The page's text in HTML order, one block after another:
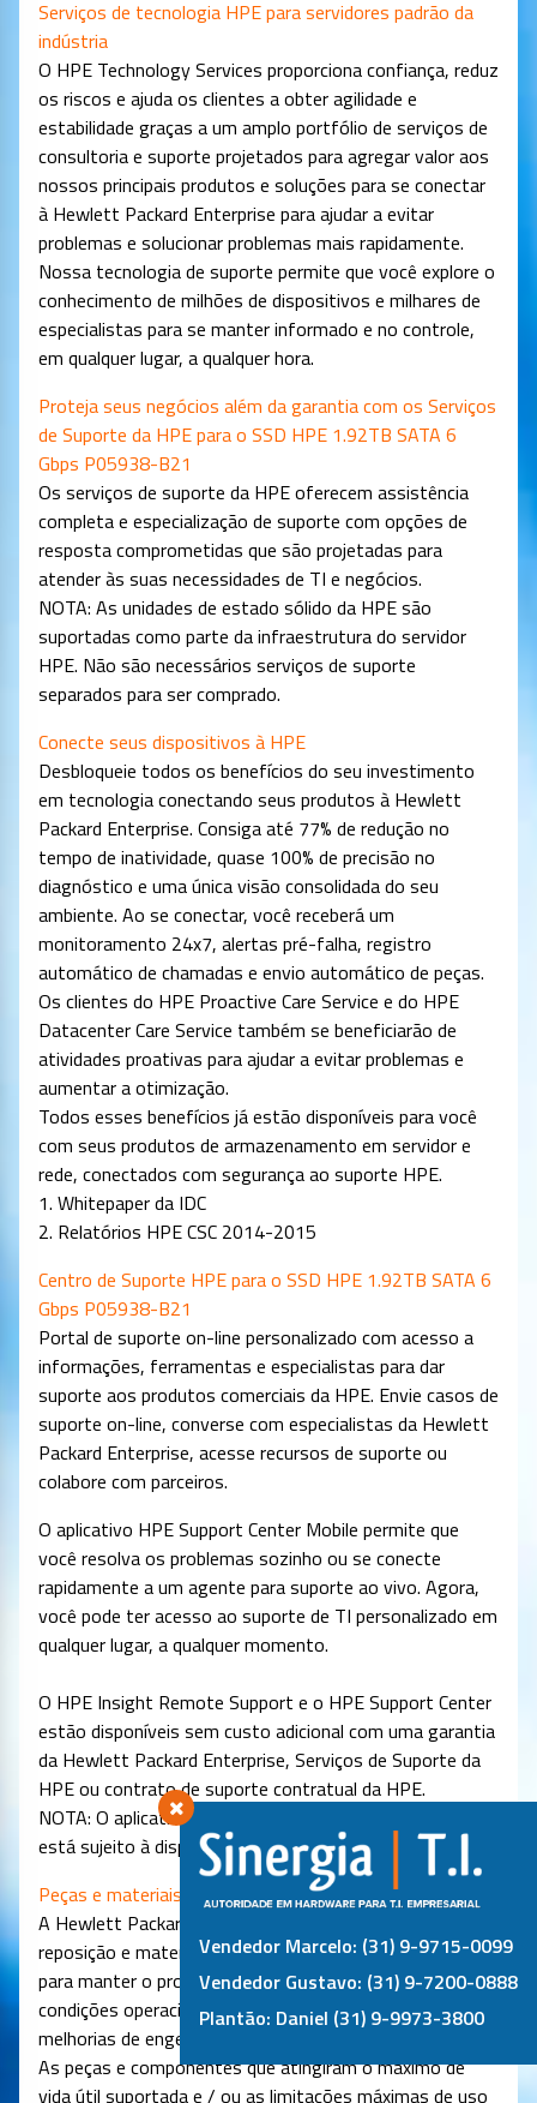
Serviços de tecnologia HPE para servidores padrão da
indústria
O HPE Technology Services proporciona confiança, reduz
os riscos e ajuda os clientes a obter agilidade e
estabilidade graças a um amplo portfólio de serviços de
consultoria e suporte projetados para agregar valor aos
nossos principais produtos e soluções para se conectar
à Hewlett Packard Enterprise para ajudar a evitar
problemas e solucionar problemas mais rapidamente.
Nossa tecnologia de suporte permite que você explore o
conhecimento de milhões de dispositivos e milhares de
especialistas para se manter informado e no controle,
em qualquer lugar, a qualquer hora.
Proteja seus negócios além da garantia com os Serviços
de Suporte da HPE para o SSD HPE 1.92TB SATA 6
Gbps P05938-B21
Os serviços de suporte da HPE oferecem assistência
completa e especialização de suporte com opções de
resposta comprometidas que são projetadas para
atender às suas necessidades de TI e negócios.
NOTA: As unidades de estado sólido da HPE são
suportadas como parte da infraestrutura do servidor
HPE. Não são necessários serviços de suporte
separados para ser comprado.
Conecte seus dispositivos à HPE
Desbloqueie todos os benefícios do seu investimento
em tecnologia conectando seus produtos à Hewlett
Packard Enterprise. Consiga até 77% de redução no
tempo de inatividade, quase 100% de precisão no
diagnóstico e uma única visão consolidada do seu
ambiente. Ao se conectar, você receberá um
monitoramento 24x7, alertas pré-falha, registro
automático de chamadas e envio automático de peças.
Os clientes do HPE Proactive Care Service e do HPE
Datacenter Care Service também se beneficiarão de
atividades proativas para ajudar a evitar problemas e
aumentar a otimização.
Todos esses benefícios já estão disponíveis para você
com seus produtos de armazenamento em servidor e
rede, conectados com segurança ao suporte HPE.
1. Whitepaper da IDC
2. Relatórios HPE CSC 2014-2015
Centro de Suporte HPE para o SSD HPE 1.92TB SATA 6
Gbps P05938-B21
Portal de suporte on-line personalizado com acesso a
informações, ferramentas e especialistas para dar
suporte aos produtos comerciais da HPE. Envie casos de
suporte on-line, converse com especialistas da Hewlett
Packard Enterprise, acesse recursos de suporte ou
colabore com parceiros.
O aplicativo HPE Support Center Mobile permite que
você resolva os problemas sozinho ou se conecte
rapidamente a um agente para suporte ao vivo. Agora,
você pode ter acesso ao suporte de TI personalizado em
qualquer lugar, a qualquer momento.
O HPE Insight Remote Support e o HPE Support Center
estão disponíveis sem custo adicional com uma garantia
da Hewlett Packard Enterprise, Serviços de Suporte da
HPE ou contrato de suporte contratual da HPE.
NOTA: O aplicativo móvel HPE Support Center acima
está sujeito à disponibilidade local.
Peças e materiais
A Hewlett Packard Enterprise fornecerá peças de
reposição e materiais com suporte da HPE necessários
para manter o produto de hardware coberto em
condições operacionais, incluindo peças e materiais para
melhorias de engenharia disponíveis e recomendadas.
As peças e componentes que atingiram o máximo de
vida útil suportada e / ou as limitações máximas de uso
Vendedor Marcelo: (31) 9-9715-0099
Vendedor Gustavo: (31) 9-7200-0888
Plantão: Daniel (31) 9-9973-3800